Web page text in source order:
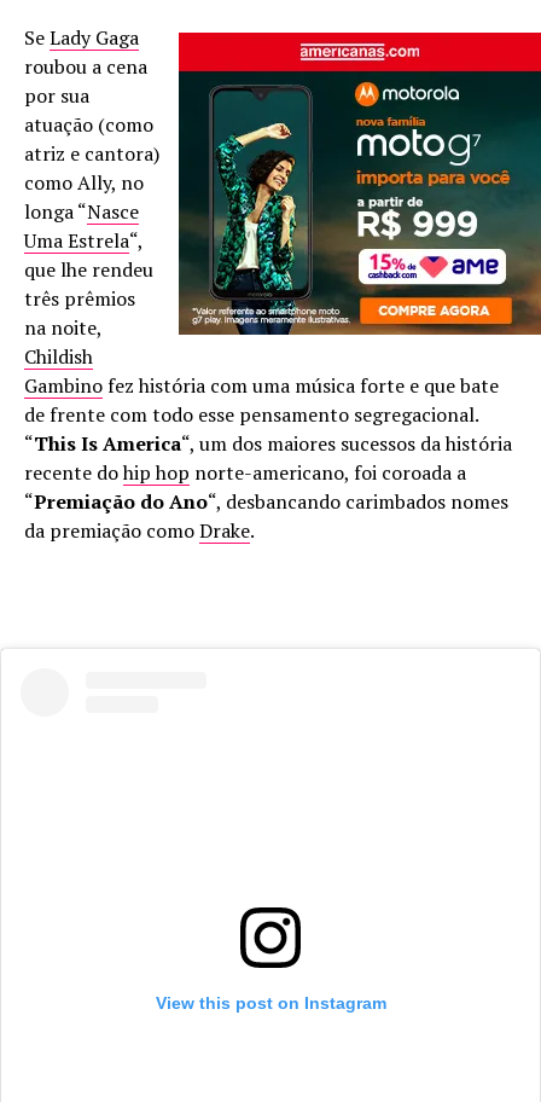
SeLady Gaga
roubou a cena
por sua
atuação (como
atriz e cantora)
como Ally, no
longa “Nasce
Uma Estrela“,
que lhe rendeu
três prêmios
na noite,
Childish
Gambinofez história com uma música forte e que bate
de frente com todo esse pensamento segregacional.
“This Is America“, um dos maiores sucessos da história
recente dohip hop norte-americano, foi coroada a
“Premiação do Ano“, desbancando carimbados nomes
da premiação comoDrake.
View this post on Instagram